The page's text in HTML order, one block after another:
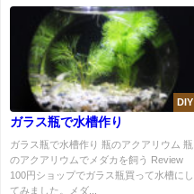
DIY
ガラス瓶で水槽作り
ガラス瓶で水槽作り 瓶のアクアリウム 瓶
のアクアリウムでメダカを飼う Review
100円ショップでガラス瓶買って水槽にし
てみました。メダ...